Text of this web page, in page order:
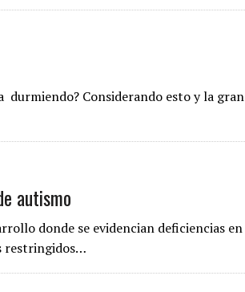
durmiendo? Considerando esto y la gran
autismo
donde se evidencian deficiencias en
restringidos…